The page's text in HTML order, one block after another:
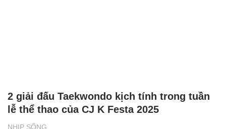
NHỊP SỐNG
2 giải đấu Taekwondo kịch tính trong tuần
lễ thể thao của CJ K Festa 2025